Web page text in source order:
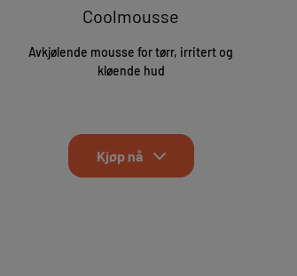
Coolmousse
Avkjølende mousse for tørr, irritert og
kløende hud
Kjøp nå